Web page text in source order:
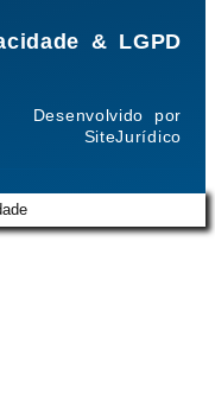
& LGPD
Desenvolvido por
SiteJurídico